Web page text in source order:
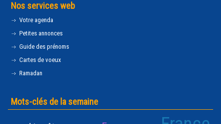
Nos services web
Votre agenda
Petites annonces
Guide des prénoms
Cartes de voeux
Ramadan
Mots-clés de la semaine